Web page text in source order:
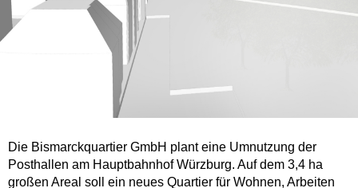
Die Bismarckquartier GmbH plant eine Umnutzung der
Posthallen am Hauptbahnhof Würzburg. Auf dem 3,4 ha
großen Areal soll ein neues Quartier für Wohnen, Arbeiten